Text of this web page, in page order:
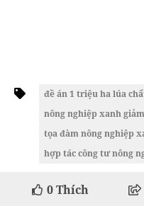
đề án 1 triệu ha lúa
nông nghiệp xanh
tọa đàm nông nghiệp
hợp tác công tư nông
0Thích